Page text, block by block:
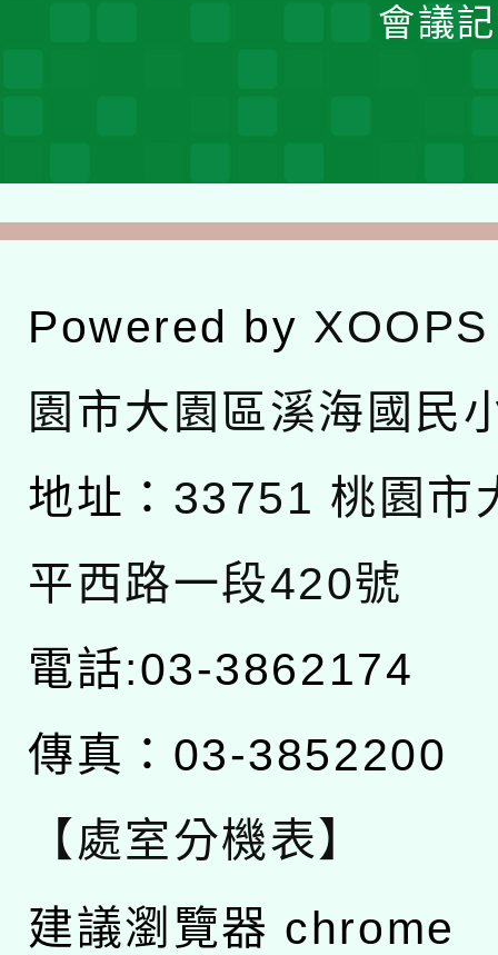
會議
Powered by XOOPS
園市大園區溪海國民
地址： 33751 桃園市
平西路一段420號
電話:03-3862174
傳真：03-3852200
【處室分機表】
建議瀏覽器 chrome